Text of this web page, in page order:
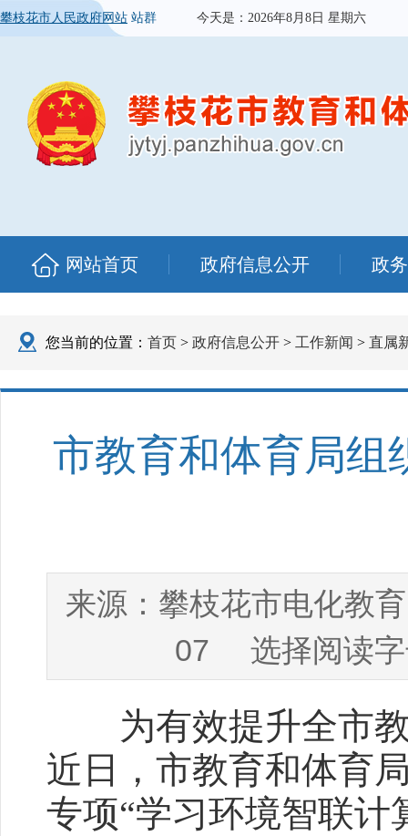
攀枝花市人民政府网站 站群 今天是： 2026年8月8日 星期六
网站首页 政府信息公开 政
您当前的位置： 首页 > 政府信息公开 > 工作新闻 > 直属
市教育和体育局组
来源： 攀枝花市电化教
07 选择阅读
为有效提升全市教
近日，市教育和体育
专项“学习环境智联计